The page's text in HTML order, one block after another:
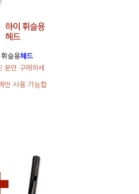
슬용헤드
분만 구매하세
만 사용 가능합